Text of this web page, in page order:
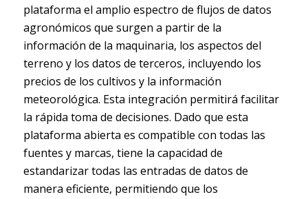
plataforma el amplio espectro de flujos de datos
agronómicos que surgen a partir de la
información de la maquinaria, los aspectos del
terreno y los datos de terceros, incluyendo los
precios de los cultivos y la información
meteorológica. Esta integración permitirá facilitar
la rápida toma de decisiones. Dado que esta
plataforma abierta es compatible con todas las
fuentes y marcas, tiene la capacidad de
estandarizar todas las entradas de datos de
manera eficiente, permitiendo que los